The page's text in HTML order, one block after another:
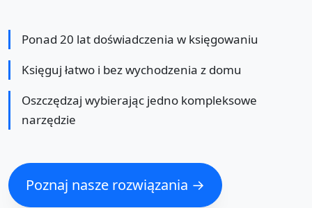
Ponad 20 lat doświadczenia w księgowaniu
Księguj łatwo i bez wychodzenia z domu
Oszczędzaj wybierając jedno kompleksowe
narzędzie
Poznaj nasze rozwiązania →